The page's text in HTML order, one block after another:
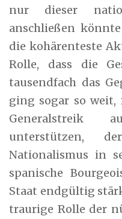
nur dieser
anschließen
die kohärenteste
Rolle, dass die
tausendfach das
ging sogar so
Generalstreik
unterstützen,
Nationalismus in
spanische
Staat endgültig
traurige Rolle der